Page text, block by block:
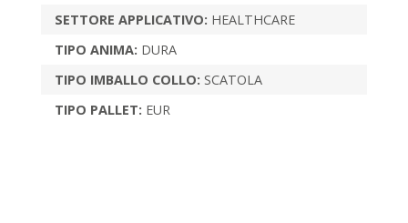
SETTORE APPLICATIVO: HEALTHCARE
TIPO ANIMA: DURA
TIPO IMBALLO COLLO: SCATOLA
TIPO PALLET: EUR